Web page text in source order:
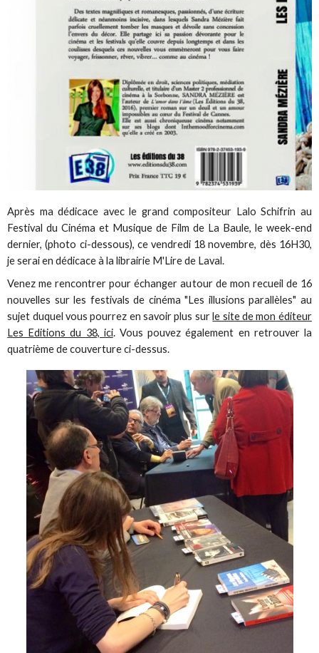
Après ma dédicace avec le grand compositeur Lalo Schifrin au
Festival du Cinéma et Musique de Film de La Baule, le week-end
dernier, (photo ci-dessous), ce vendredi 18 novembre, dès 16H30,
je serai en dédicace à la librairie M'Lire de Laval.
Venez me rencontrer pour échanger autour de mon recueil de 16
nouvelles sur les festivals de cinéma "Les illusions parallèles" au
sujet duquel vous pourrez en savoir plus surle site de mon éditeur
Les Editions du 38, ici. Vous pouvez également en retrouver la
quatrième de couverture ci-dessus.